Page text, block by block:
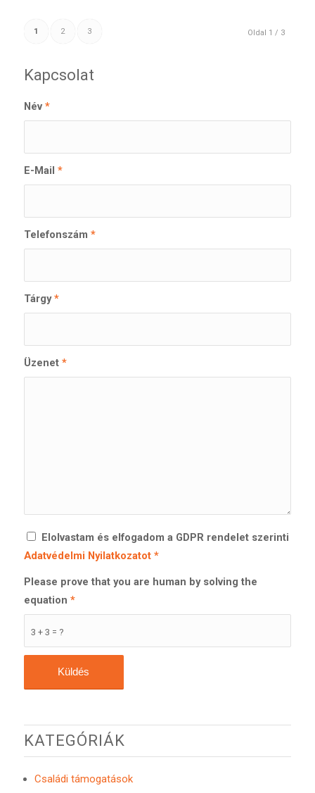
Oldal 1 / 3
1 2 3
Kapcsolat
Név *
E-Mail *
Telefonszám *
Tárgy*
Üzenet *
Elolvastam és elfogadom a GDPR rendelet szerinti
Adatvédelmi Nyilatkozatot *
3 + 3 = ?
Please prove that you are human by solving the
equation *
KATEGÓRIÁK
Családi támogatások